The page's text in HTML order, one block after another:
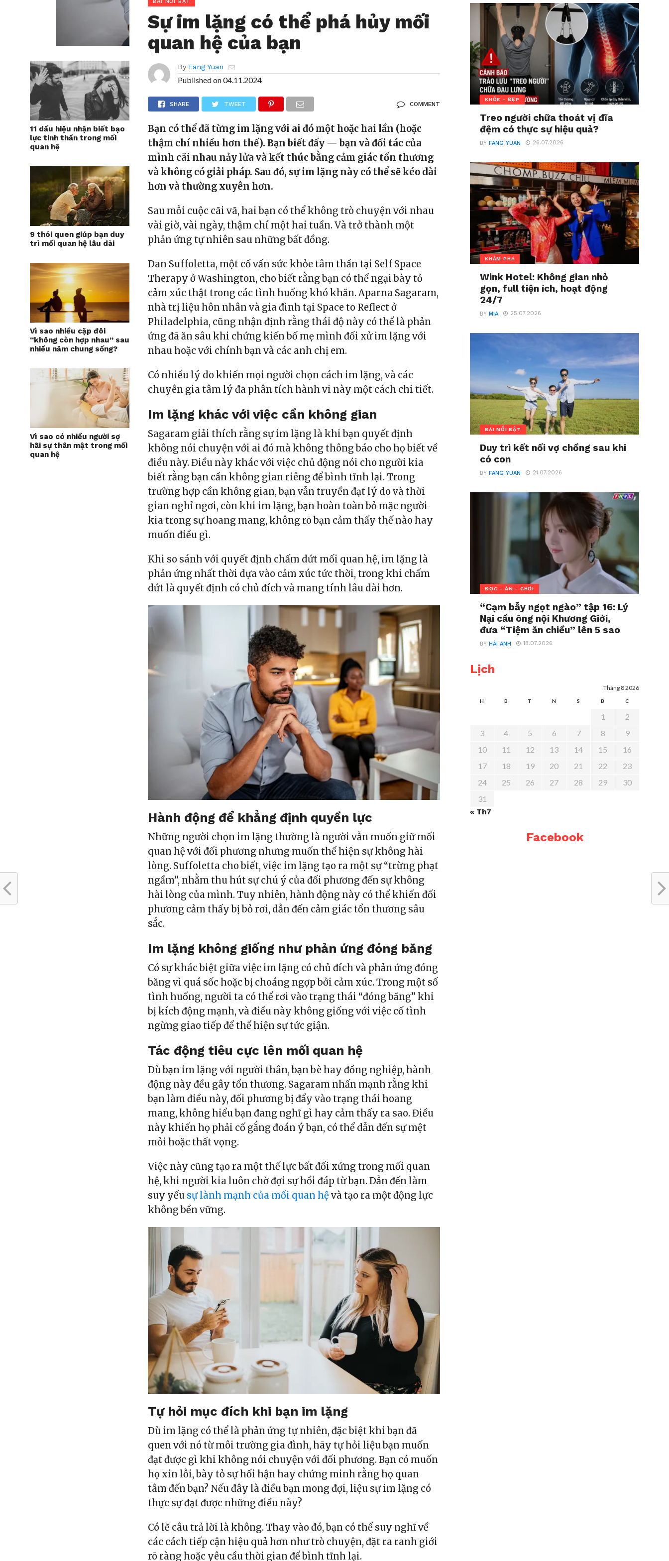
11 dấu hiệu nhận biết bạo
lực tinh thần trong mối
quan hệ
9 thói quen giúp bạn duy
trì mối quan hệ lâu dài
Vì sao nhiều cặp đôi
“không còn hợp nhau” sau
nhiều năm chung sống?
Vì sao có nhiều người sợ
hãi sự thân mật trong mối
quan hệ
Sự im lặng có thể phá hủy mối
quan hệ của bạn
By Fang Yuan
Published on04.11.2024
SHARE TWEET COMMENT
Bạn có thể đã từng im lặng với ai đó một hoặc hai lần (hoặc
thậm chí nhiều hơn thế). Bạn biết đấy — bạn và đối tác của
mình cãi nhau nảy lửa và kết thúc bằng cảm giác tổn thương
và không có giải pháp. Sau đó, sự im lặng này có thể sẽ kéo dài
hơn và thường xuyên hơn.
Sau mỗi cuộc cãi vã, hai bạn có thể không trò chuyện với nhau
vài giờ, vài ngày, thậm chí một hai tuần. Và trở thành một
phản ứng tự nhiên sau những bất đồng.
Dan Suffoletta, một cố vấn sức khỏe tâm thần tại Self Space
Therapy ở Washington, cho biết rằng bạn có thể ngại bày tỏ
cảm xúc thật trong các tình huống khó khăn. Aparna Sagaram,
nhà trị liệu hôn nhân và gia đình tại Space to Reflect ở
Philadelphia, cũng nhận định rằng thái độ này có thể là phản
ứng đã ăn sâu khi chứng kiến bố mẹ mình đối xử im lặng với
nhau hoặc với chính bạn và các anh chị em.
Có nhiều lý do khiến mọi người chọn cách im lặng, và các
chuyên gia tâm lý đã phân tích hành vi này một cách chi tiết.
Im lặng khác với việc cần không gian
Sagaram giải thích rằng sự im lặng là khi bạn quyết định
không nói chuyện với ai đó mà không thông báo cho họ biết về
điều này. Điều này khác với việc chủ động nói cho người kia
biết rằng bạn cần không gian riêng để bình tĩnh lại. Trong
trường hợp cần không gian, bạn vẫn truyền đạt lý do và thời
gian nghỉ ngơi, còn khi im lặng, bạn hoàn toàn bỏ mặc người
kia trong sự hoang mang, không rõ bạn cảm thấy thế nào hay
muốn điều gì.
Khi so sánh với quyết định chấm dứt mối quan hệ, im lặng là
phản ứng nhất thời dựa vào cảm xúc tức thời, trong khi chấm
dứt là quyết định có chủ đích và mang tính lâu dài hơn.
Hành động để khẳng định quyền lực
Những người chọn im lặng thường là người vẫn muốn giữ mối
quan hệ với đối phương nhưng muốn thể hiện sự không hài
lòng. Suffoletta cho biết, việc im lặng tạo ra một sự “trừng phạt
ngầm”, nhằm thu hút sự chú ý của đối phương đến sự không
hài lòng của mình. Tuy nhiên, hành động này có thể khiến đối
phương cảm thấy bị bỏ rơi, dẫn đến cảm giác tổn thương sâu
sắc.
Im lặng không giống như phản ứng đóng băng
Có sự khác biệt giữa việc im lặng có chủ đích và phản ứng đóng
băng vì quá sốc hoặc bị choáng ngợp bởi cảm xúc. Trong một số
tình huống, người ta có thể rơi vào trạng thái “đóng băng” khi
bị kích động mạnh, và điều này không giống với việc cố tình
ngừng giao tiếp để thể hiện sự tức giận.
Tác động tiêu cực lên mối quan hệ
Dù bạn im lặng với người thân, bạn bè hay đồng nghiệp, hành
động này đều gây tổn thương. Sagaram nhấn mạnh rằng khi
bạn làm điều này, đối phương bị đẩy vào trạng thái hoang
mang, không hiểu bạn đang nghĩ gì hay cảm thấy ra sao. Điều
này khiến họ phải cố gắng đoán ý bạn, có thể dẫn đến sự mệt
mỏi hoặc thất vọng.
Việc này cũng tạo ra một thế lực bất đối xứng trong mối quan
hệ, khi người kia luôn chờ đợi sự hồi đáp từ bạn. Dẫn đến làm
suy yếu sự lành mạnh của mối quan hệ và tạo ra một động lực
không bền vững.
Tự hỏi mục đích khi bạn im lặng
Dù im lặng có thể là phản ứng tự nhiên, đặc biệt khi bạn đã
quen với nó từ môi trường gia đình, hãy tự hỏi liệu bạn muốn
đạt được gì khi không nói chuyện với đối phương. Bạn có muốn
họ xin lỗi, bày tỏ sự hối hận hay chứng minh rằng họ quan
tâm đến bạn? Nếu đây là điều bạn mong đợi, liệu sự im lặng có
thực sự đạt được những điều này?
Có lẽ câu trả lời là không. Thay vào đó, bạn có thể suy nghĩ về
các cách tiếp cận hiệu quả hơn như trò chuyện, đặt ra ranh giới
rõ ràng hoặc yêu cầu thời gian để bình tĩnh lại.
KHỎE - ĐẸP
Treo người chữa thoát vị đĩa
đệm có thực sự hiệu quả?
BYFANG YUAN 26.07.2026
KHÁM PHÁ
Wink Hotel: Không gian nhỏ
gọn, full tiện ích, hoạt động
24/7
BYMIA 25.07.2026
BÀI NỔI BẬT
Duy trì kết nối vợ chồng sau khi
có con
BYFANG YUAN 21.07.2026
ĐỌC - ĂN - CHƠI
“Cạm bẫy ngọt ngào” tập 16: Lý
Nại cầu ông nội Khương Giới,
đưa “Tiệm ăn chiều” lên 5 sao
BYHẢI ANH 18.07.2026
Lịch
Tháng 8 2026
H B T N S B C
1
2
3
4 5 6 7 8
9
10
11 12 13 14 15
16
17
18 19 20 21 22
23
24
25 26 27 28 29
30
31
« Th7
Facebook